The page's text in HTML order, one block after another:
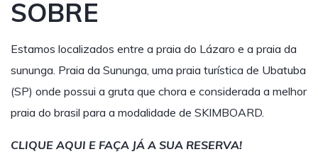
SOBRE
Estamos localizados entre a praia do Lázaro e a praia da
sununga. Praia da Sununga, uma praia turística de Ubatuba
(SP) onde possui a gruta que chora e considerada a melhor
praia do brasil para a modalidade de SKIMBOARD.
CLIQUE AQUI E FAÇA JÁ A SUA RESERVA!